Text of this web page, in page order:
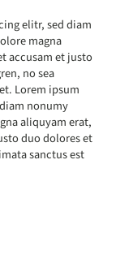
elitr, sed diam
magna
accusam et justo
no sea
Lorem ipsum
nonumy
aliquyam erat,
duo dolores et
sanctus est